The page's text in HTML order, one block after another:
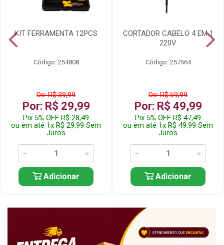
KIT FERRAMENTA 12PCS
Código: 254808
De: R$ 39,99
Por: R$ 29,99
Pix 5% OFF R$ 28,49
ou em até 1x R$ 29,99 Sem
Juros
Adicionar
CORTADOR CABELO 4 EM 1
220V
Código: 257564
De: R$ 59,99
Por: R$ 49,99
Pix 5% OFF R$ 47,49
ou em até 1x R$ 49,99 Sem
Juros
Adicionar